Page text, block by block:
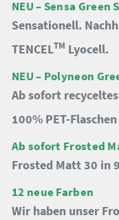
NEU – Sensa Green
Sensationell.
TENCELTM Lyocell.
NEU – Polyneon
Ab sofort
100% PET-
Ab sofort Frosted
Frosted Matt 30 in
12 neue Farben
Wir haben unser